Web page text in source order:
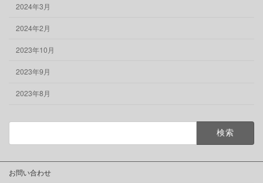
2024年3月
2024年2月
2023年10月
2023年9月
2023年8月
検
お問い合わせ